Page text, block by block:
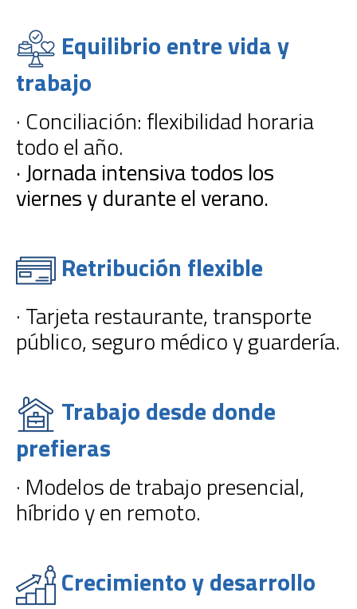
Equilibrio entre vida y
trabajo
· Conciliación: flexibilidad horaria
todo el año.
· Jornada intensiva todos los
viernes y durante el verano.
Retribución flexible
· Tarjeta restaurante, transporte
público, seguro médico y guardería.
Trabajo desde donde
prefieras
· Modelos de trabajo presencial,
híbrido y en remoto.
Crecimiento y desarrollo